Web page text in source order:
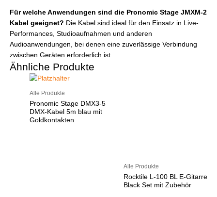
Für welche Anwendungen sind die Pronomic Stage JMXM-2
Kabel geeignet? Die Kabel sind ideal für den Einsatz in Live-
Performances, Studioaufnahmen und anderen
Audioanwendungen, bei denen eine zuverlässige Verbindung
zwischen Geräten erforderlich ist.
Ähnliche Produkte
Alle Produkte
Pronomic Stage DMX3-5
DMX-Kabel 5m blau mit
Goldkontakten
Alle Produkte
Rocktile L-100 BL E-Gitarre
Black Set mit Zubehör